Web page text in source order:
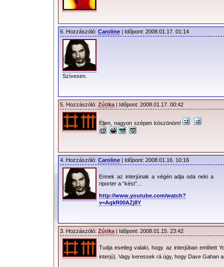
6. Hozzászóló: Caroline | Időpont: 2008.01.17. 01:14
Szívesen.
5. Hozzászóló: Zútika | Időpont: 2008.01.17. 00:42
Éljen, nagyon szépen köszönöm!
4. Hozzászóló: Caroline | Időpont: 2008.01.16. 10:16
Ennek az interjúnak a végén adja oda neki a
riporter a “kést”...
http://www.youtube.com/watch?
v=AqkR00AZj8Y
3. Hozzászóló: Zútika | Időpont: 2008.01.15. 23:42
Tudja esetleg valaki, hogy az interjúban említett
interjú). Vagy keressek rá úgy, hogy Dave Gahan